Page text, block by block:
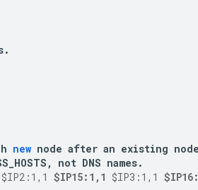
.
new node after an existing
, not DNS names.
$IP2:1,1 $IP15:1,1 $IP3:1,1